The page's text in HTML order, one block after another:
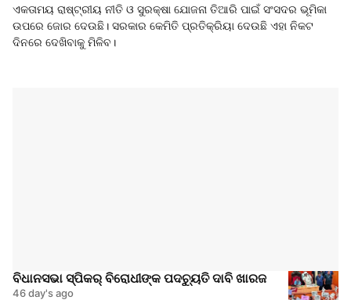
ଏକତାମୟ ରାଷ୍ଟ୍ରୀୟ ନୀତି ଓ ସୁରକ୍ଷା ଯୋଜନା ତିଆରି ପାଇଁ ସଂସଦର ଭୂମିକା
ଉପରେ ଜୋର ଦେଉଛି। ସରକାର କେମିତି ପ୍ରତିକ୍ରିୟା ଦେଉଛି ଏହା ନିକଟ
ଦିନରେ ଦେଖିବାକୁ ମିଳିବ।
ବିଧାନସଭା ସ୍ପିକର୍ ବିରୋଧୀଙ୍କ ପଦଚ୍ୟୁତି ଦାବି ଖାରଜ
46 day's ago